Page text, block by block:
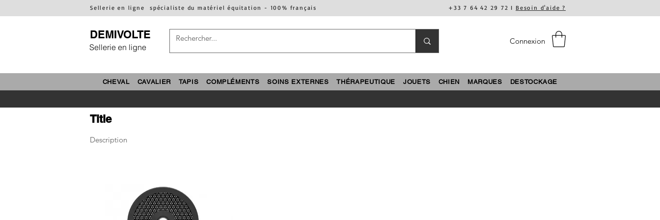
Sellerie en ligne spécialiste du matériel équitation - 100% français +33 7 64 42 29 72 I Besoin d'aide ?
DEMIVOLTE
Sellerie en ligne
Connexion
CHEVAL CAVALIER TAPIS COMPLÉMENTS SOINS EXTERNES THÉRAPEUTIQUE JOUETS CHIEN MARQUES DESTOCKAGE
Title
Description